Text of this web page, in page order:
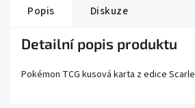
Popis Diskuze
Detailní popis produktu
Pokémon TCG kusová karta z edice